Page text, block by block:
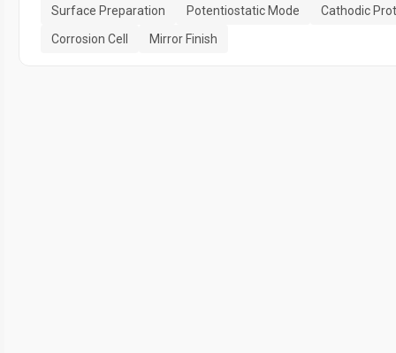
Surface Preparation
Potentiostatic Mode
Cathodic
Corrosion Cell
Mirror Finish